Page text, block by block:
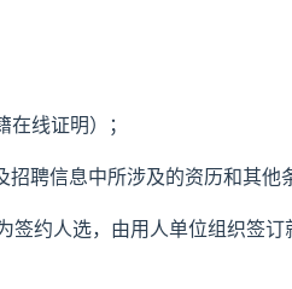
线证明）；
聘信息中所涉及的资历和其他
签约人选，由用人单位组织签